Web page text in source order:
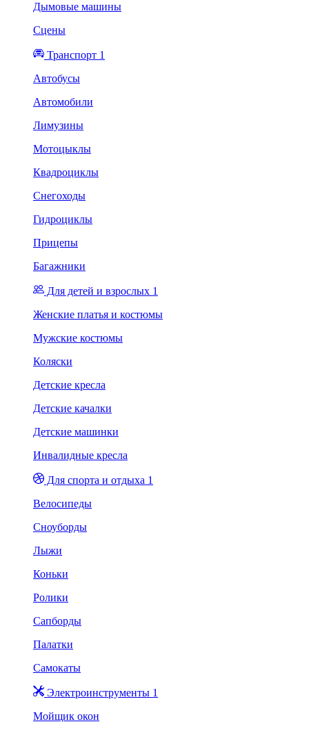
Дымовые машины
Сцены
Транспорт 1
Автобусы
Автомобили
Лимузины
Мотоцыклы
Квадроциклы
Снегоходы
Гидроциклы
Прицепы
Багажники
Для детей и взрослых 1
Женские платья и костюмы
Мужские костюмы
Коляски
Детские кресла
Детские качалки
Детские машинки
Инвалидные кресла
Для спорта и отдыха 1
Велосипеды
Сноуборды
Лыжи
Коньки
Ролики
Сапборды
Палатки
Самокаты
Электроинструменты 1
Мойщик окон